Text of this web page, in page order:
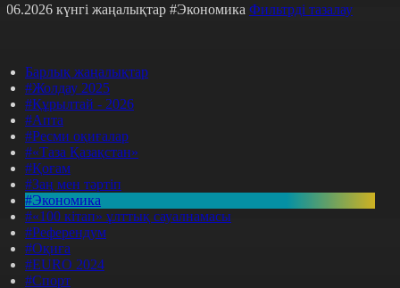
күнгі жаңалықтар #Экономика Фильтрді тазалау
Барлық жаңалықтар
#Жолдау 2025
#Құрылтай - 2026
#Апта
#Ресми оқиғалар
#«Таза Қазақстан»
#Қоғам
#Заң мен тәртіп
#Экономика
#«100 кітап» ұлттық сауалнамасы
#Референдум
#Оқиға
#EURO 2024
#Спорт